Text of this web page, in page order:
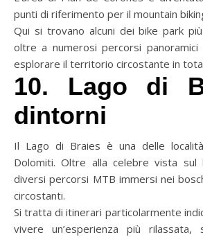
punti di riferimento per il mountain
Qui si trovano alcuni dei bike park più
oltre a numerosi percorsi
esplorare il territorio circostante in
10. Lago di
dintorni
Il Lago di Braies è una delle
Dolomiti. Oltre alla celebre vista
diversi percorsi MTB immersi nei
circostanti.
Si tratta di itinerari particolarmente
vivere un’esperienza più rilassata,